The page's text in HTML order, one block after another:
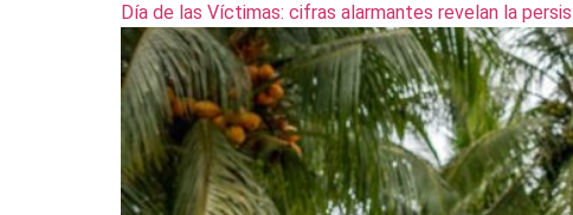
Día de las Víctimas: cifras alarmantes revelan la